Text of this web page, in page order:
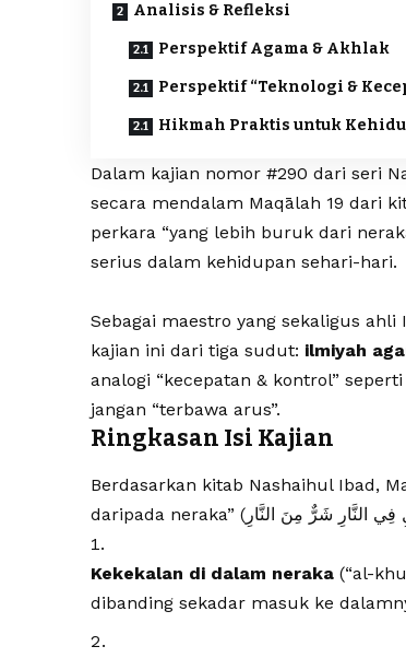
Analisis & Refleksi
Perspektif Agama & Akhlak
Perspektif “Teknologi &
Hikmah Praktis untuk
Dalam kajian nomor #290 dari seri
secara mendalam Maqālah 19 dari
perkara “yang lebih buruk dari
serius dalam kehidupan sehari-hari.
Sebagai maestro yang sekaligus
kajian ini dari tiga sudut: ilmiyah
analogi “kecepatan & kontrol”
jangan “terbawa arus”.
Ringkasan Isi Kajian
Berdasarkan kitab Nashaihul Ibad,
Kekekalan di dalam neraka (“al-
dibanding sekadar masuk ke